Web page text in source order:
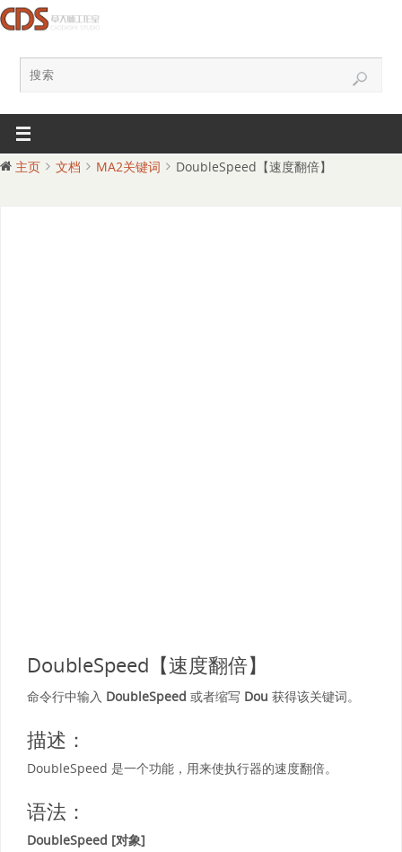
主页 文档 MA2关键词 DoubleSpeed【速度翻倍】
DoubleSpeed【速度翻倍】
命令行中输入 DoubleSpeed 或者缩写 Dou 获得该关键词。
描述：
DoubleSpeed 是一个功能，用来使执行器的速度翻倍。
语法：
DoubleSpeed [对象]